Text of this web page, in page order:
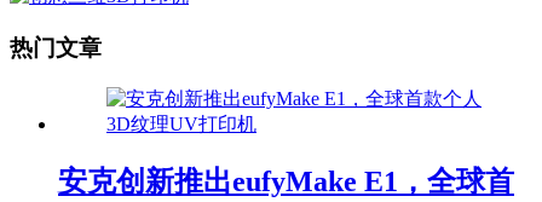
热门文章
安克创新推出eufyMake E1，全球首